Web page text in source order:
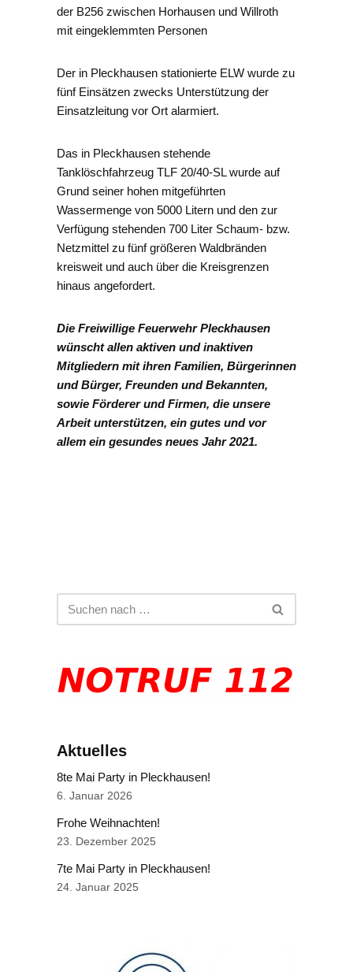
der B256 zwischen Horhausen und Willroth
mit eingeklemmten Personen
Der in Pleckhausen stationierte ELW wurde zu
fünf Einsätzen zwecks Unterstützung der
Einsatzleitung vor Ort alarmiert.
Das in Pleckhausen stehende
Tanklöschfahrzeug TLF 20/40-SL wurde auf
Grund seiner hohen mitgeführten
Wassermenge von 5000 Litern und den zur
Verfügung stehenden 700 Liter Schaum- bzw.
Netzmittel zu fünf größeren Waldbränden
kreisweit und auch über die Kreisgrenzen
hinaus angefordert.
Die Freiwillige Feuerwehr Pleckhausen
wünscht allen aktiven und inaktiven
Mitgliedern mit ihren Familien, Bürgerinnen
und Bürger, Freunden und Bekannten,
sowie Förderer und Firmen, die unsere
Arbeit unterstützen, ein gutes und vor
allem ein gesundes neues Jahr 2021.
Aktuelles
8te Mai Party in Pleckhausen!
6. Januar 2026
Frohe Weihnachten!
23. Dezember 2025
7te Mai Party in Pleckhausen!
24. Januar 2025